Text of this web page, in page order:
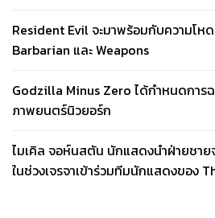
Resident Evil จะมาพร้อมกับความโห
Barbarian และ Weapons
Godzilla Minus Zero ได้กำหนดการ
ภาพยนตร์นิวยอร์ก
ไมเคิล จอห์นสตัน นักแสดงนำฝ่ายชาย
ในช่วงเจรจาเข้าร่วมทีมนักแสดงของ